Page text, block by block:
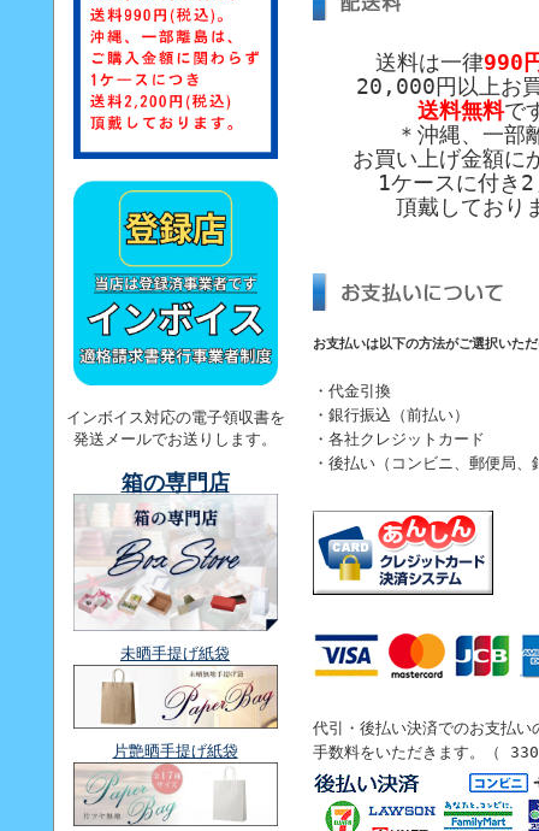
インボイス対応の電子領収書を
発送メールでお送りします。
箱の専門店
未晒手提げ紙袋
片艶晒手提げ紙袋
送料は一律990
20,000円以上お
送料無料で
＊沖縄、一部
お買い上げ金額に
1ケースに付き
頂戴しており
お支払いは以下の方法がご選択いた
・代金引換
・銀行振込（前払い）
・各社クレジットカード
・後払い（コンビニ、郵便局、
代引・後払い決済でのお支払い
手数料をいただきます。（